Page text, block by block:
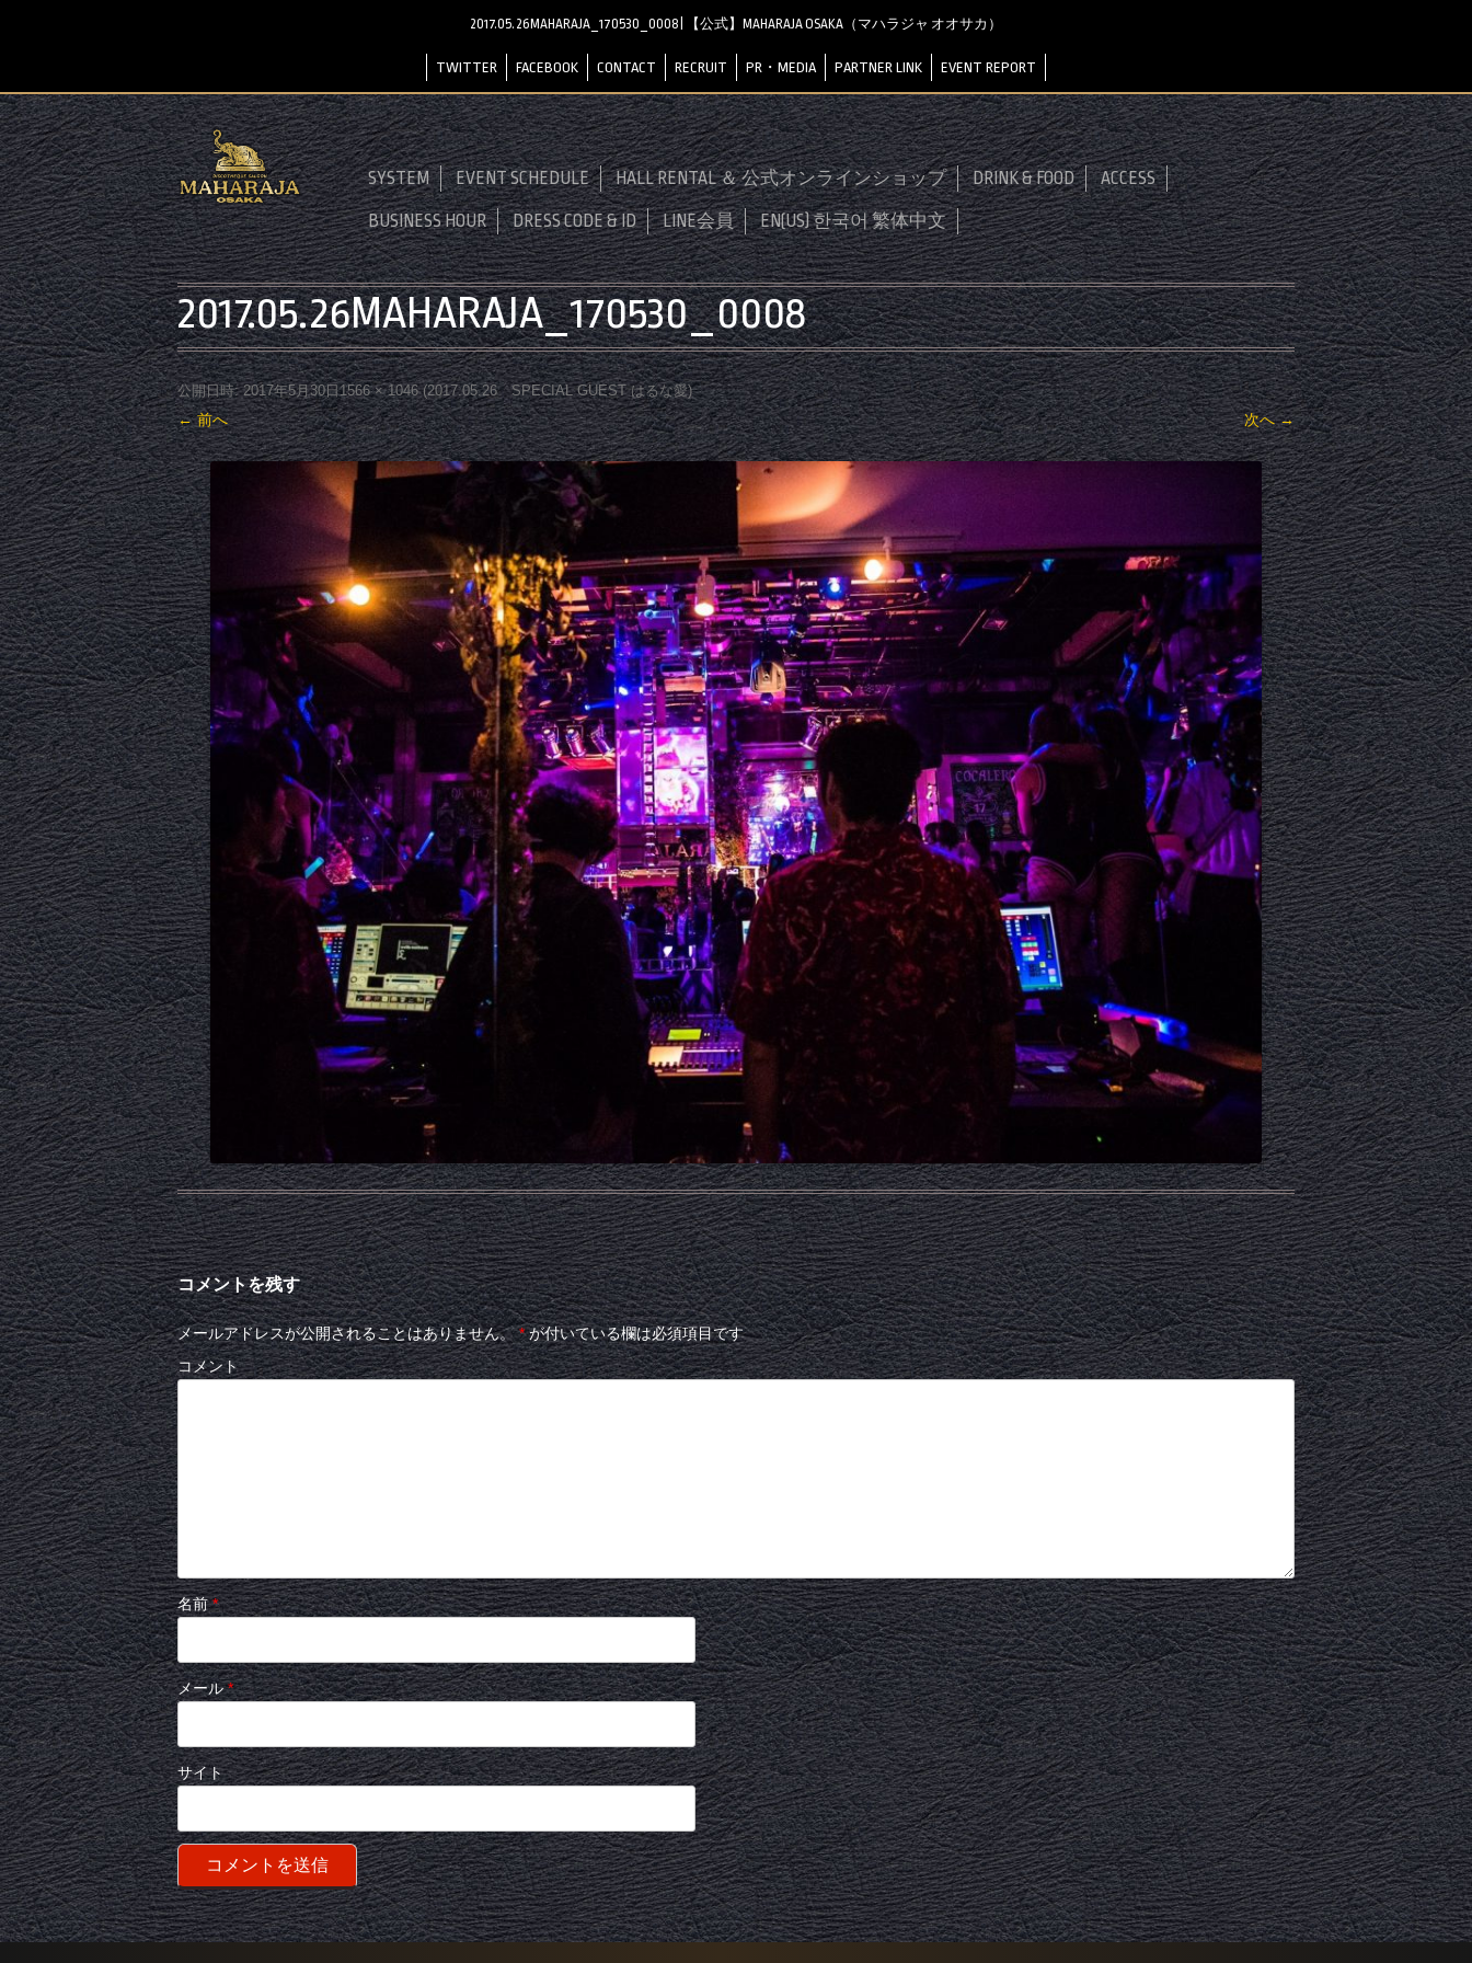
2017.05.26MAHARAJA_170530_0008 | 【公式】MAHARAJA OSAKA（マハラジャ オオサカ）
TWITTER FACEBOOK CONTACT RECRUIT PR・MEDIA PARTNER LINK EVENT REPORT
SYSTEM EVENT SCHEDULE HALL RENTAL ＆ 公式オンラインショップ DRINK & FOOD ACCESS
BUSINESS HOUR DRESS CODE & ID LINE会員 EN(US) 한국어 繁体中文
2017.05.26MAHARAJA_170530_0008
公開日時: 2017年5月30日1566 × 1046(2017.05.26 SPECIAL GUEST はるな愛)
← 前へ 次へ →
コメントを残す
メールアドレスが公開されることはありません。 *が付いている欄は必須項目です
コメント
名前*
メール*
サイト